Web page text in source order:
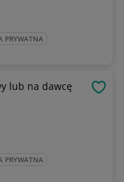
PRYWATNA
lub na dawcę
PRYWATNA